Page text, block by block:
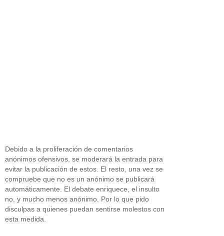
Debido a la proliferación de comentarios
anónimos ofensivos, se moderará la entrada para
evitar la publicación de estos. El resto, una vez se
compruebe que no es un anónimo se publicará
automáticamente. El debate enriquece, el insulto
no, y mucho menos anónimo. Por lo que pido
disculpas a quienes puedan sentirse molestos con
esta medida.